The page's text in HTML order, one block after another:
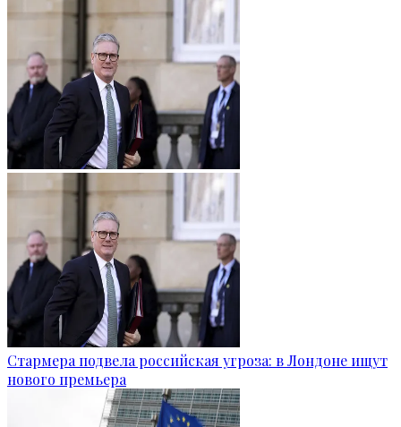
Стармера подвела российская угроза: в Лондоне ищут
нового премьера